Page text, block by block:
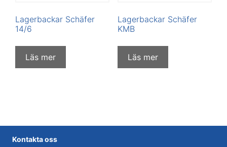
Lagerbackar Schäfer
14/6
Läs mer
Lagerbackar Schäfer
KMB
Läs mer
Kontaktaoss